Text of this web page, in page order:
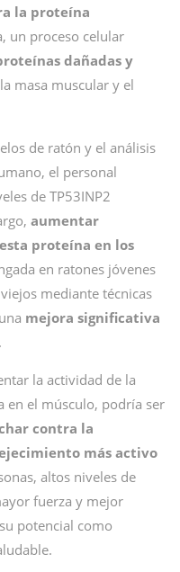
la proteína
un proceso celular
dañadas y
masa muscular y el
de ratón y el análisis
el personal
de TP53INP2
aumentar
proteína en los
en ratones jóvenes
mediante técnicas
mejora significativa
.
la actividad de la
en el músculo, podría ser
contra la
más activo
altos niveles de
fuerza y mejor
potencial como